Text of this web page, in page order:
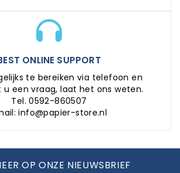
ONLINE SUPPORT
te bereiken via telefoon en
u een vraag, laat het ons weten.
Tel. 0592-860507
info@papier-store.nl
OP ONZE NIEUWSBRIEF